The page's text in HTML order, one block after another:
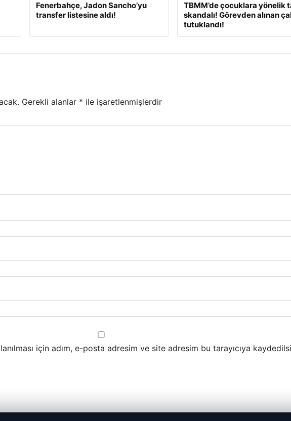
Fenerbahçe, Jadon Sancho’yu
transfer listesine aldı!
TBMM’de çocuklara yönelik
skandalı! Görevden alınan
tutuklandı!
Gerekli alanlar * ile işaretlenmişlerdir
için adım, e-posta adresim ve site adresim bu tarayıcıya